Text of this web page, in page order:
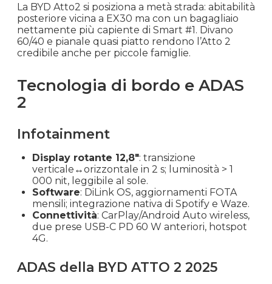
La BYD Atto2 si posiziona a metà strada: abitabilità
posteriore vicina a EX30 ma con un bagagliaio
nettamente più capiente di Smart #1. Divano
60/40 e pianale quasi piatto rendono l’Atto 2
credibile anche per piccole famiglie.
Tecnologia di bordo e ADAS
2
Infotainment
Display rotante 12,8″: transizione
verticale↔orizzontale in 2 s; luminosità > 1
000 nit, leggibile al sole.
Software: DiLink OS, aggiornamenti FOTA
mensili; integrazione nativa di Spotify e Waze.
Connettività: CarPlay/Android Auto wireless,
due prese USB-C PD 60 W anteriori, hotspot
4G.
ADAS della BYD ATTO 2 2025